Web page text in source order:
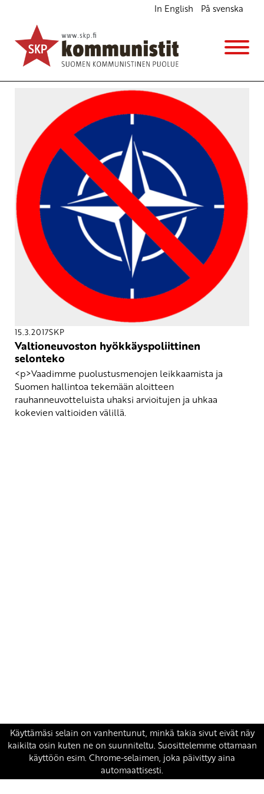
In English På svenska
nordefco
15.3.2017SKP
Valtioneuvoston hyökkäyspoliittinen
selonteko
<p>Vaadimme puolustusmenojen leikkaamista ja
Suomen hallintoa tekemään aloitteen
rauhanneuvotteluista uhaksi arvioitujen ja uhkaa
kokevien valtioiden välillä.
Sähköposti:skp@skp.fi
SKP on Euroopan Vasemmistopuolueen jäsen.